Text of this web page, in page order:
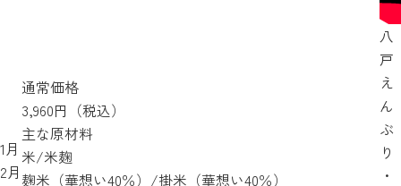
1月
2月
通常価格
3,960円（税込）
主な原材料
米/米麹
麹米（華想い40％）/掛米（華想い40％）
八
戸
え
ん
ぶ
り
・